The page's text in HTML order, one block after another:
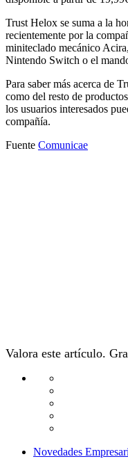
Trust Helox se suma a la
recientemente por la
miniteclado mecánico
Nintendo Switch o el
Para saber más acerca de
como del resto de
los usuarios interesados
compañía.
Fuente Comunicae
Valora este artículo.
Novedades